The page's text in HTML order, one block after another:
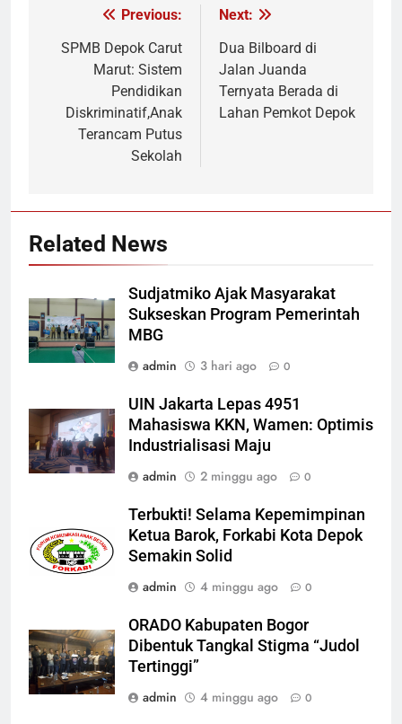
Navigasi
pos
Previous:
SPMB Depok Carut
Marut: Sistem
Pendidikan
Diskriminatif,Anak
Terancam Putus
Sekolah
Next:
Dua Bilboard di
Jalan Juanda
Ternyata Berada di
Lahan Pemkot Depok
Related News
Sudjatmiko Ajak Masyarakat
Sukseskan Program Pemerintah
MBG
admin
3 hari ago 0
UIN Jakarta Lepas 4951
Mahasiswa KKN, Wamen: Optimis
Industrialisasi Maju
admin
2 minggu ago 0
Terbukti! Selama Kepemimpinan
Ketua Barok, Forkabi Kota Depok
Semakin Solid
admin
4 minggu ago 0
ORADO Kabupaten Bogor
Dibentuk Tangkal Stigma “Judol
Tertinggi”
admin
4 minggu ago 0